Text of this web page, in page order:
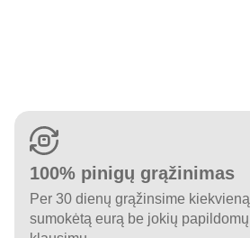
100% pinigų grąžinimas
Per 30 dienų grąžinsime kiekvieną
sumokėtą eurą be jokių papildomų